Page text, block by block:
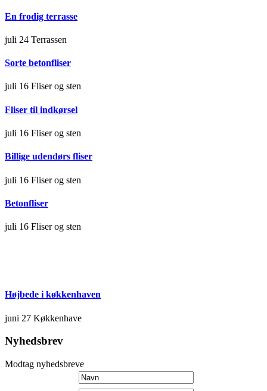
En frodig terrasse
juli 24 Terrassen
Sorte betonfliser
juli 16 Fliser og sten
Fliser til indkørsel
juli 16 Fliser og sten
Billige udendørs fliser
juli 16 Fliser og sten
Betonfliser
juli 16 Fliser og sten
Højbede i køkkenhaven
juni 27 Køkkenhave
Nyhedsbrev
Modtag nyhedsbreve